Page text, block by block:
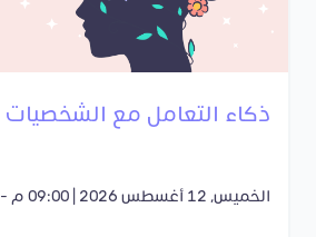
ذكاء التعامل مع الشخصيات
الخميس, 12 أغسطس 2026 | 09:00 م - 10:30 م